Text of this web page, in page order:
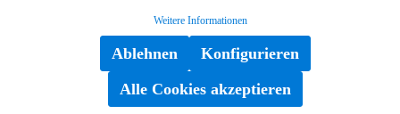
In den Warenkorb
Weitere Informationen
Ablehnen
Konfigurieren
Alle Cookies akzeptieren